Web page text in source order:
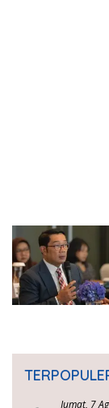
Jumat, 7